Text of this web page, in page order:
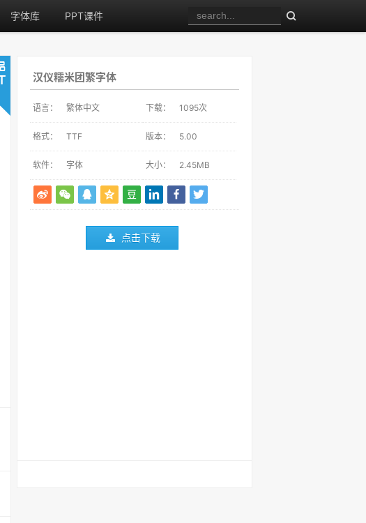
字体库 PPT课件
汉仪糯米团繁字体
语言： 繁体中文 下载： 1095次
格式： TTF 版本： 5.00
软件： 字体 大小： 2.45MB
点击下载